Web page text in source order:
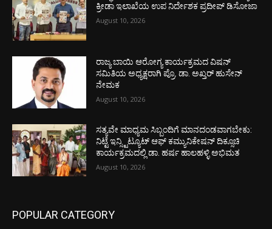
ಕ್ರೀಡಾ ಇಲಾಖೆಯ ಉಪ ನಿರ್ದೇಶಕ ಪ್ರದೀಪ್ ಡಿಸೋಜಾ
August 10, 2026
ರಾಜ್ಯ ಬಾಯಿ ಆರೋಗ್ಯ ಕಾರ್ಯಕ್ರಮದ ವಿಷನ್
ಸಮಿತಿಯ ಅಧ್ಯಕ್ಷರಾಗಿ ಪ್ರೊ. ಡಾ. ಅಖ್ತರ್ ಹುಸೇನ್
ನೇಮಕ
August 10, 2026
ಸತ್ಯವೇ ಮಾಧ್ಯಮ ಸಿಬ್ಬಂದಿಗೆ ಮಾನದಂಡವಾಗಬೇಕು:
ನಿಟ್ಟೆ ಇನ್ಸ್ಟಿಟ್ಯೂಟ್ ಆಫ್ ಕಮ್ಯುನಿಕೇಷನ್ ದಿಕ್ಸೂಚಿ
ಕಾರ್ಯಕ್ರಮದಲ್ಲಿ ಡಾ. ಹರ್ಷ ಹಾಲಹಳ್ಳಿ ಅಭಿಮತ
August 10, 2026
POPULAR CATEGORY